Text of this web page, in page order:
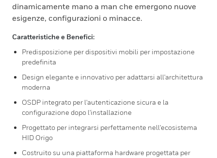
dinamicamente mano a man che emergono nuove
esigenze, configurazioni o minacce.
Caratteristiche e Benefici:
Predisposizione per dispositivi mobili per impostazione
predefinita
Design elegante e innovativo per adattarsi all'architettura
moderna
OSDP integrato per l'autenticazione sicura e la
configurazione dopo l'installazione
Progettato per integrarsi perfettamente nell'ecosistema
HID Origo
Costruito su una piattaforma hardware progettata per